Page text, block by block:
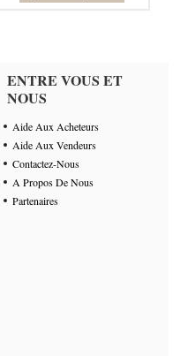
ENTRE VOUS ET
NOUS
Aide Aux Acheteurs
Aide Aux Vendeurs
Contactez-Nous
A Propos De Nous
Partenaires